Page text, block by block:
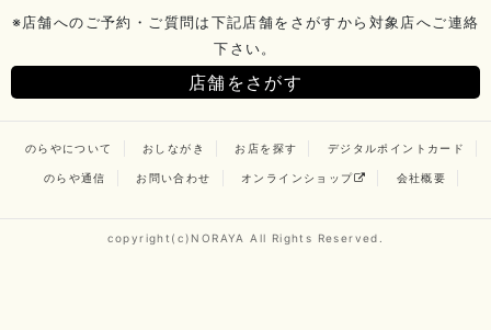
※店舗へのご予約・ご質問は下記店舗をさがすから対象店へご連絡
下さい。
店舗をさがす
のらやについて おしながき お店を探す デジタルポイントカード
のらや通信 お問い合わせ オンラインショップ 会社概要
copyright(c)NORAYA All Rights Reserved.